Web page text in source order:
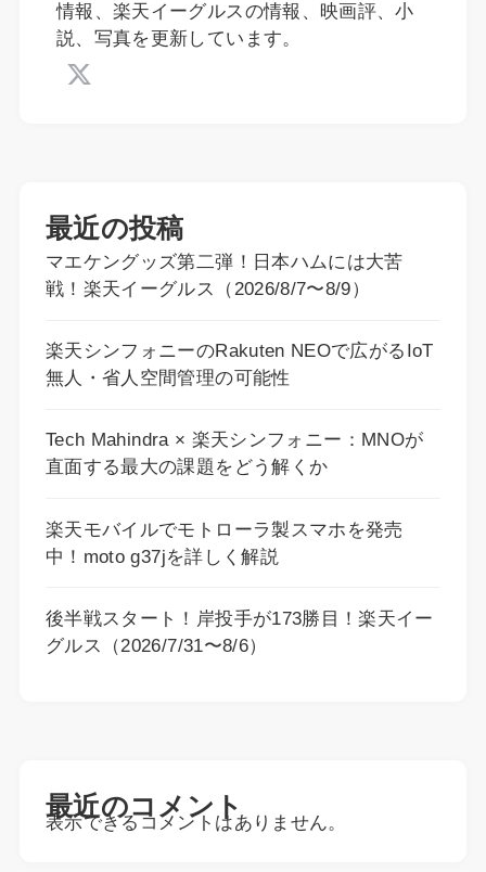
情報、楽天イーグルスの情報、映画評、小
説、写真を更新しています。
最近の投稿
マエケングッズ第二弾！日本ハムには大苦
戦！楽天イーグルス（2026/8/7〜8/9）
楽天シンフォニーのRakuten NEOで広がるIoT
無人・省人空間管理の可能性
Tech Mahindra × 楽天シンフォニー：MNOが
直面する最大の課題をどう解くか
楽天モバイルでモトローラ製スマホを発売
中！moto g37jを詳しく解説
後半戦スタート！岸投手が173勝目！楽天イー
グルス（2026/7/31〜8/6）
最近のコメント
表示できるコメントはありません。